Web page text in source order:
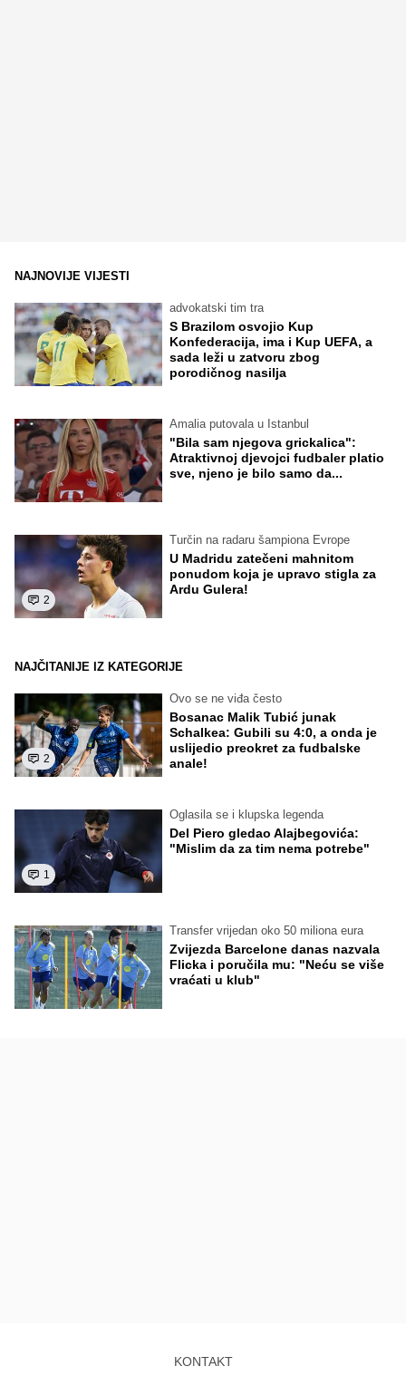
NAJNOVIJE VIJESTI
advokatski tim tra
S Brazilom osvojio Kup
Konfederacija, ima i Kup UEFA, a
sada leži u zatvoru zbog
porodičnog nasilja
Amalia putovala u Istanbul
"Bila sam njegova grickalica":
Atraktivnoj djevojci fudbaler platio
sve, njeno je bilo samo da...
2
Turčin na radaru šampiona Evrope
U Madridu zatečeni mahnitom
ponudom koja je upravo stigla za
Ardu Gulera!
NAJČITANIJE IZ KATEGORIJE
2
Ovo se ne viđa često
Bosanac Malik Tubić junak
Schalkea: Gubili su 4:0, a onda je
uslijedio preokret za fudbalske
anale!
1
Oglasila se i klupska legenda
Del Piero gledao Alajbegovića:
"Mislim da za tim nema potrebe"
Transfer vrijedan oko 50 miliona eura
Zvijezda Barcelone danas nazvala
Flicka i poručila mu: "Neću se više
vraćati u klub"
KONTAKT